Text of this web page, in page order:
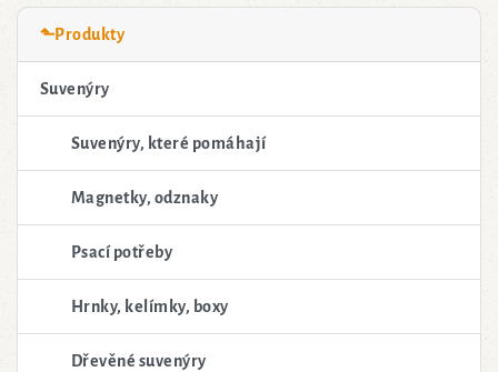
⬑Produkty
Suvenýry
Suvenýry, které pomáhají
Magnetky, odznaky
Psací potřeby
Hrnky, kelímky, boxy
Dřevěné suvenýry